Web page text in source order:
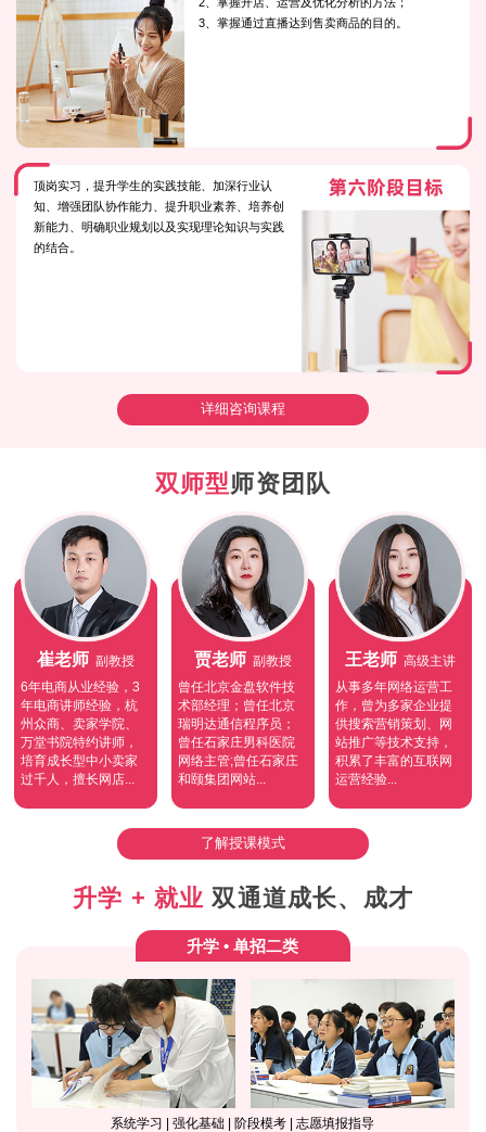
3、掌握通过直播达到售卖商品的目的。
顶岗实习，提升学生的实践技能、加深行业认
知、增强团队协作能力、提升职业素养、培养创
新能力、明确职业规划以及实现理论知识与实践
的结合。
详细咨询课程
双师型师资团队
崔老师 副教授
6年电商从业经验，3
年电商讲师经验，杭
州众商、卖家学院、
万堂书院特约讲师，
培育成长型中小卖家
过千人，擅长网店...
贾老师 副教授
曾任北京金盘软件技
术部经理；曾任北京
瑞明达通信程序员；
曾任石家庄男科医院
网络主管;曾任石家庄
和颐集团网站...
王老师 高级主讲
从事多年网络运营工
作，曾为多家企业提
供搜索营销策划、网
站推广等技术支持，
积累了丰富的互联网
运营经验...
了解授课模式
升学 + 就业 双通道成长、成才
升学 • 单招二类
系统学习 | 强化基础 | 阶段模考 | 志愿填报指导